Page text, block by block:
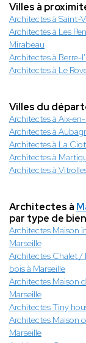
Villes à
Architectes à Saint-
Architectes à Les
Mirabeau
Architectes à Berre-
Architectes à Le
Villes du
Architectes à Aix-
Architectes à
Architectes à La
Architectes à
Architectes à
Architectes à
par type de
Architectes Maison
Marseille
Architectes Chalet /
bois à Marseille
Architectes Maison
Marseille
Architectes Tiny
Architectes Maison
Marseille